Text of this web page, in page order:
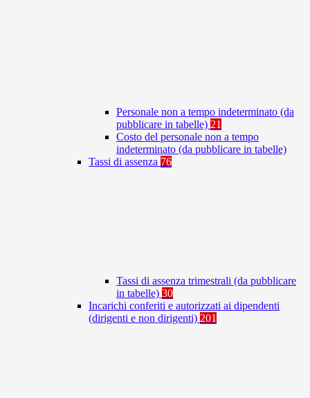
Personale non a tempo indeterminato (da
pubblicare in tabelle) 21
Costo del personale non a tempo
indeterminato (da pubblicare in tabelle)
Tassi di assenza 76
Tassi di assenza trimestrali (da pubblicare
in tabelle) 30
Incarichi conferiti e autorizzati ai dipendenti
(dirigenti e non dirigenti) 201